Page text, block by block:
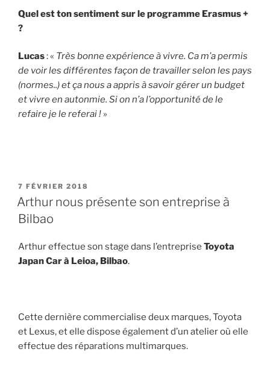
Quel est ton sentiment sur le programme Erasmus +
?
Lucas: « Très bonne expérience à vivre. Ca m’a permis
de voir les différentes façon de travailler selon les pays
(normes..) et ça nous a appris à savoir gérer un budget
et vivre en autonmie. Si on n’a l’opportunité de le
refaire je le referai ! »
PUBLIÉ
LE
7 FÉVRIER 2018
Arthur nous présente son entreprise à
Bilbao
Arthur effectue son stage dans l’entreprise Toyota
Japan Car à Leioa, Bilbao.
Cette dernière commercialise deux marques, Toyota
et Lexus, et elle dispose également d’un atelier où elle
effectue des réparations multimarques.